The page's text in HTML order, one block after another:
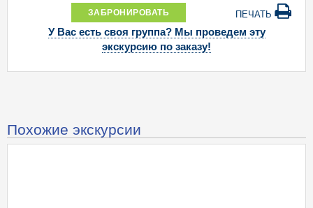
ЗАБРОНИРОВАТЬ ПЕЧАТЬ
У Вас есть своя группа? Мы проведем эту
экскурсию по заказу!
Похожие экскурсии